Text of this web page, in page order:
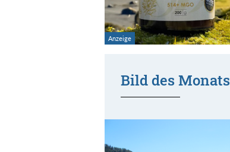
Bild des Monats